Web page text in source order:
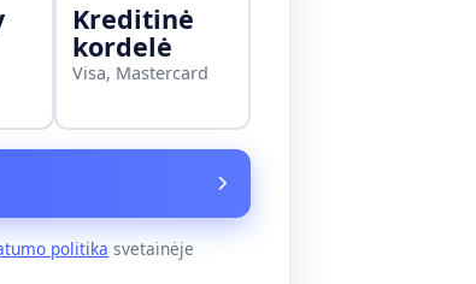
Kreditinė
kordelė
Visa, Mastercard
politika svetainėje